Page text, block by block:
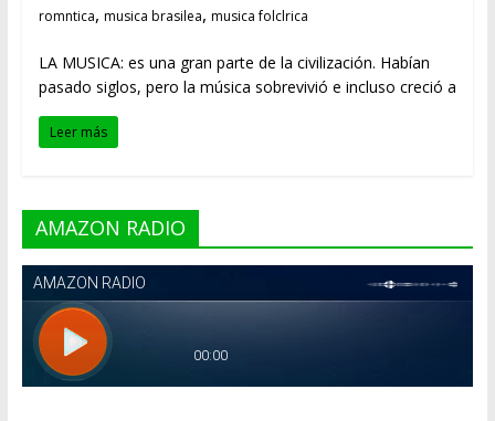
romntica, musica brasilea, musica folclrica
LA MUSICA: es una gran parte de la civilización. Habían
pasado siglos, pero la música sobrevivió e incluso creció a
Leer más
AMAZON RADIO